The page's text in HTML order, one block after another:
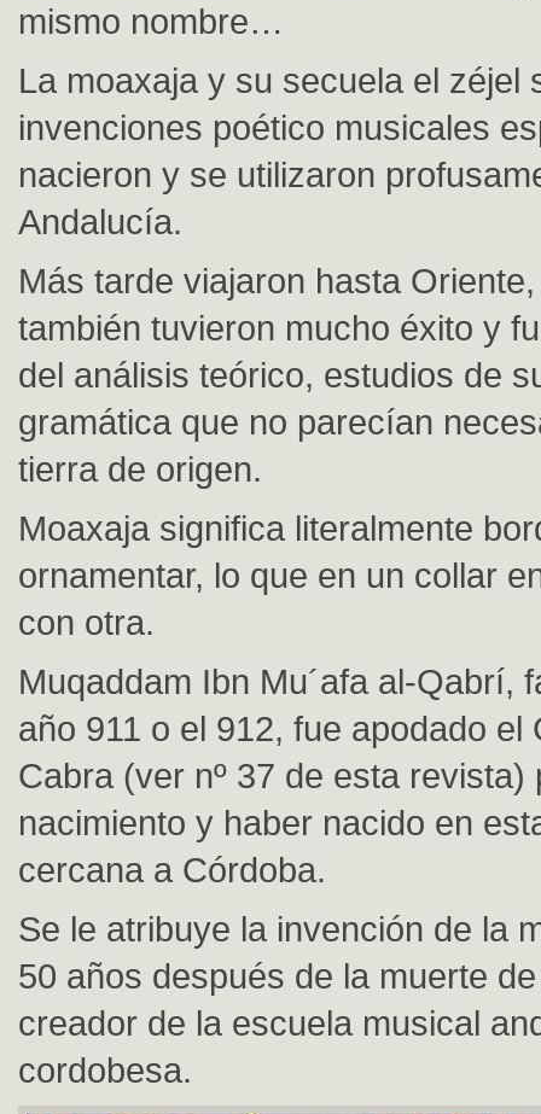
mismo nombre…
La moaxaja y su secuela el zéjel
invenciones poético musicales
nacieron y se utilizaron
Andalucía.
Más tarde viajaron hasta
también tuvieron mucho éxito y
del análisis teórico, estudios de
gramática que no parecían
tierra de origen.
Moaxaja significa literalmente
ornamentar, lo que en un collar
con otra.
Muqaddam Ibn Mu´afa al-Qabrí,
año 911 o el 912, fue apodado el
Cabra (ver nº 37 de esta revista)
nacimiento y haber nacido en
cercana a Córdoba.
Se le atribuye la invención de la
50 años después de la muerte
creador de la escuela musical
cordobesa.